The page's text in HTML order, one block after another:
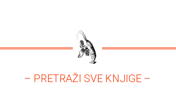
– PRETRAŽI SVE KNJIGE –